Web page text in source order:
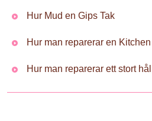
Hur Mud en Gips Tak
Hur man reparerar en Kitchen
Hur man reparerar ett stort